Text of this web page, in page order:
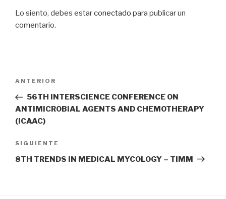
Lo siento, debes estarconectado para publicar un
comentario.
entradas
Entrada
anterior:
ANTERIOR
56TH INTERSCIENCE CONFERENCE ON
ANTIMICROBIAL AGENTS AND CHEMOTHERAPY
(ICAAC)
Siguiente
entrada
SIGUIENTE
8TH TRENDS IN MEDICAL MYCOLOGY – TIMM